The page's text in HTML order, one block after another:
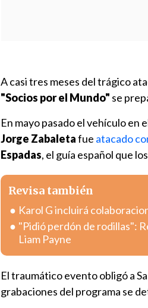
A casi tres meses del trágico
"Socios por el Mundo" se
En mayo pasado el vehículo en
Jorge Zabaletafue atacado
Espadas, el guía español que
Revisa también
Karol G incluirá
"Pidió perdón de rodillas":
Liam Payne
El traumático evento obligó a
grabaciones del programa se